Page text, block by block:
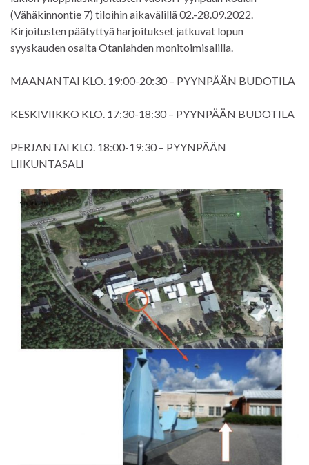
(Vähäkinnontie 7) tiloihin aikavälillä 02.-28.09.2022.
Kirjoitusten päätyttyä harjoitukset jatkuvat lopun
syyskauden osalta Otanlahden monitoimisalilla.
MAANANTAI KLO. 19:00-20:30 – PYYNPÄÄN BUDOTILA
KESKIVIIKKO KLO. 17:30-18:30 – PYYNPÄÄN BUDOTILA
PERJANTAI KLO. 18:00-19:30 – PYYNPÄÄN
LIIKUNTASALI